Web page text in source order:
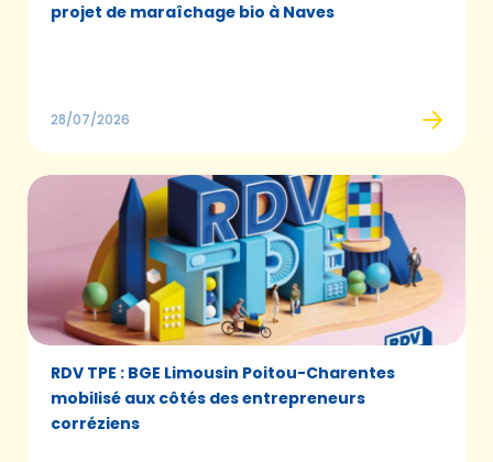
projet de maraîchage bio à Naves
28/07/2026
RDV TPE : BGE Limousin Poitou-Charentes
mobilisé aux côtés des entrepreneurs
corréziens